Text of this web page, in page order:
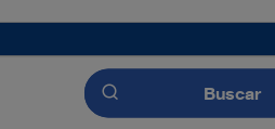
Buscar